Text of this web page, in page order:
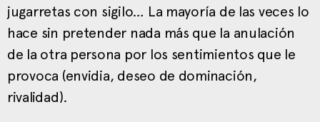
jugarretas con sigilo… La mayoría de las veces lo
hace sin pretender nada más que la anulación
de la otra persona por los sentimientos que le
provoca (envidia, deseo de dominación,
rivalidad).